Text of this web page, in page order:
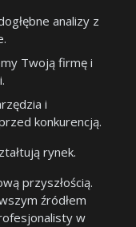
analizy z
Twoją firmę i
i
konkurencją.
rynek.
przyszłością.
źródłem
w